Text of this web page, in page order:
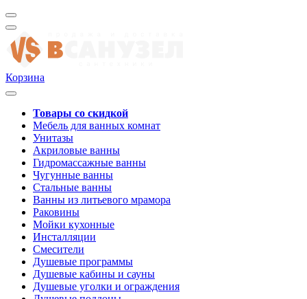
Корзина
Товары со скидкой
Мебель для ванных комнат
Унитазы
Акриловые ванны
Гидромассажные ванны
Чугунные ванны
Стальные ванны
Ванны из литьевого мрамора
Раковины
Мойки кухонные
Инсталляции
Смесители
Душевые программы
Душевые кабины и сауны
Душевые уголки и ограждения